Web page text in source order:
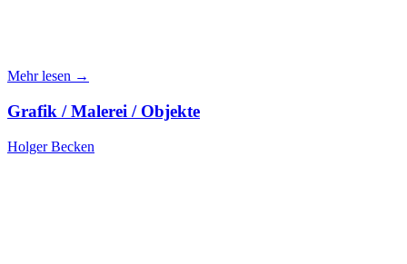
Mehr lesen →
Grafik / Malerei / Objekte
Holger Becken